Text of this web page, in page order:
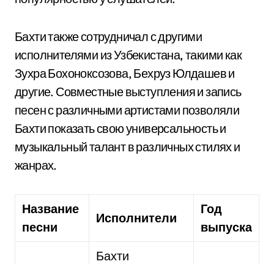
Бахти также сотрудничал с другими
исполнителями из Узбекистана, такими как
Зухра Бохоноксозова, Бехруз Юлдашев и
другие. Совместные выступления и запись
песен с различными артистами позволяли
Бахти показать свою универсальность и
музыкальный талант в различных стилях и
жанрах.
Название
песни
Исполнители
Год
выпуска
Бахти